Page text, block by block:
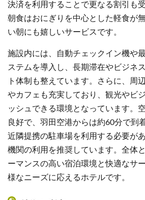
決済を利用することで更なる割引も
朝食はおにぎりを中心とした軽食が
い朝にも嬉しいサービスです。
施設内には、自動チェックイン機や
ステムを導入し、長期滞在やビジネ
ト体制も整えています。さらに、周
やカフェも充実しており、観光やビ
ッシュできる環境となっています。
良好で、羽田空港からは約60分で到
近隣提携の駐車場を利用する必要が
機関の利用を推奨しています。全体
ーマンスの高い宿泊環境と快適なサ
様なニーズに応えるホテルです。